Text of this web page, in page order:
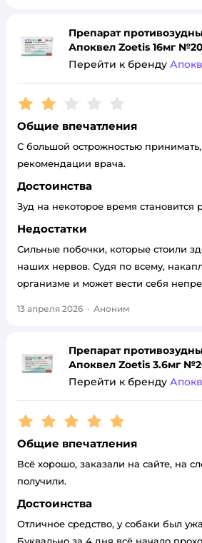
Препарат
Апоквел Zoetis 16мг №20
Перейти к бренду
Рейтинг:2
Общие впечатления
С большой острожностью
рекомендации врача.
Достоинства
Зуд на некоторое время становится
Недостатки
Сильные побочки, которые стоили
наших нервов. Судя по всему,
организме и может вести себя
13 апреля 2026 · Аноним
Препарат
Апоквел Zoetis 3.6мг
Перейти к бренду
Рейтинг:5
Общие впечатления
Всё хорошо, заказали на сайте, на
получили.
Достоинства
Отличное средство, у собаки был